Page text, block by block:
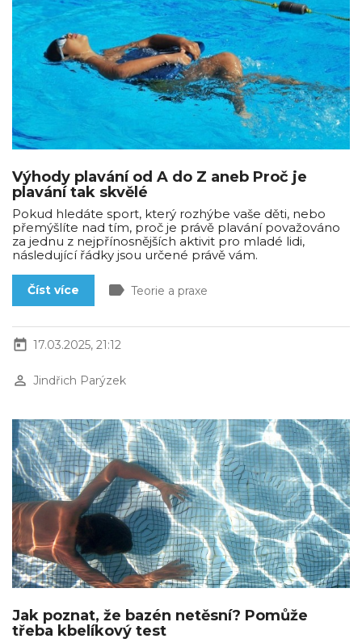
Výhody plavání od A do Z aneb Proč je
plavání tak skvělé
Pokud hledáte sport, který rozhýbe vaše děti, nebo
přemýšlíte nad tím, proč je právě plavání považováno
za jednu z nejpřínosnějších aktivit pro mladé lidi,
následující řádky jsou určené právě vám.
Číst více label Teorie a praxe
today 17.03.2025, 21:12
perm_identity Jindřich Parýzek
Jak poznat, že bazén netěsní? Pomůže
třeba kbelíkový test